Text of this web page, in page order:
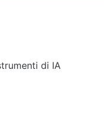
di IA